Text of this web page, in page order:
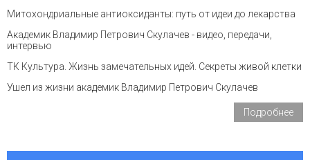
Митохондриальные антиоксиданты: путь от идеи до лекарства
Академик Владимир Петрович Скулачев - видео, передачи,
интервью
ТК Культура. Жизнь замечательных идей. Секреты живой клетки
Ушел из жизни академик Владимир Петрович Скулачев
Подробнее